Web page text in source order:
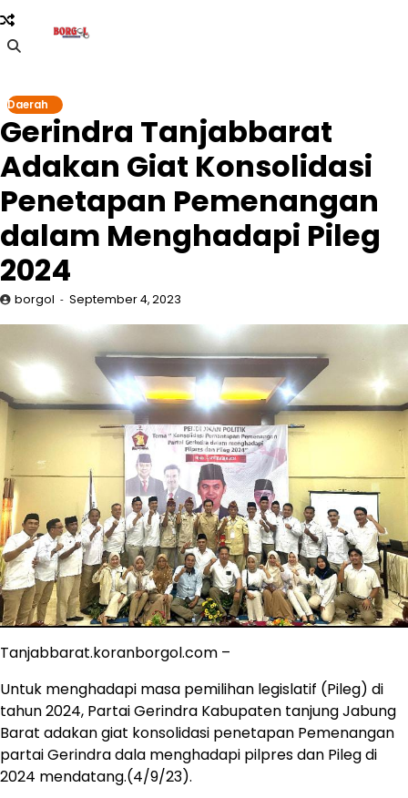
Skip
to
content
Daerah
Gerindra Tanjabbarat
Adakan Giat Konsolidasi
Penetapan Pemenangan
dalam Menghadapi Pileg
2024
borgol September 4, 2023
Tanjabbarat.koranborgol.com –
Untuk menghadapi masa pemilihan legislatif (Pileg) di
tahun 2024, Partai Gerindra Kabupaten tanjung Jabung
Barat adakan giat konsolidasi penetapan Pemenangan
partai Gerindra dala menghadapi pilpres dan Pileg di
2024 mendatang.(4/9/23).